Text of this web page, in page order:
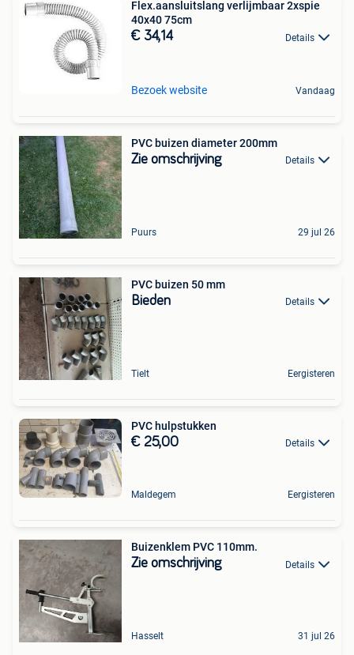
Flex.aansluitslang verlijmbaar 2xspie
40x40 75cm
€ 34,14 Details
Bezoek website Vandaag
PVC buizen diameter 200mm
Zie omschrijving Details
Puurs 29 jul 26
PVC buizen 50 mm
Bieden Details
Tielt Eergisteren
PVC hulpstukken
€ 25,00 Details
Maldegem Eergisteren
Buizenklem PVC 110mm.
Zie omschrijving Details
Hasselt 31 jul 26